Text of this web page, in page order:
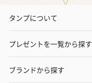
タンプについて
プレゼントを一覧から探す
ブランドから探す